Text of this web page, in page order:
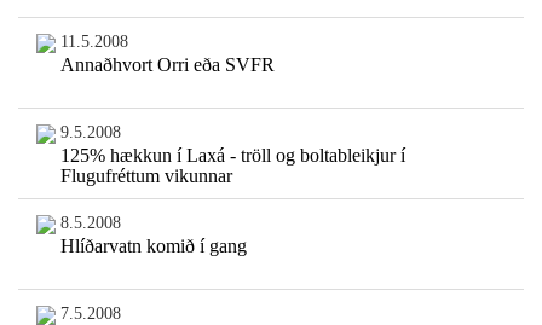
11.5.2008
Annaðhvort Orri eða SVFR
9.5.2008
125% hækkun í Laxá - tröll og boltableikjur í
Flugufréttum vikunnar
8.5.2008
Hlíðarvatn komið í gang
7.5.2008